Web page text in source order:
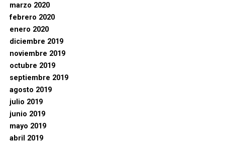
marzo 2020
febrero 2020
enero 2020
diciembre 2019
noviembre 2019
octubre 2019
septiembre 2019
agosto 2019
julio 2019
junio 2019
mayo 2019
abril 2019